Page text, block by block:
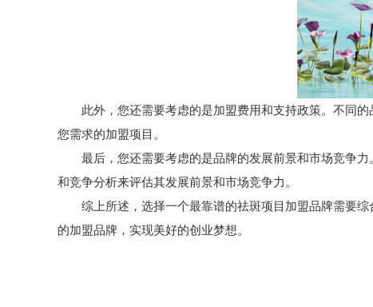
此外，您还需要考虑的是加盟费用和支持政策。不同的
您需求的加盟项目。
最后，您还需要考虑的是品牌的发展前景和市场竞争力
和竞争分析来评估其发展前景和市场竞争力。
综上所述，选择一个最靠谱的祛斑项目加盟品牌需要综
的加盟品牌，实现美好的创业梦想。